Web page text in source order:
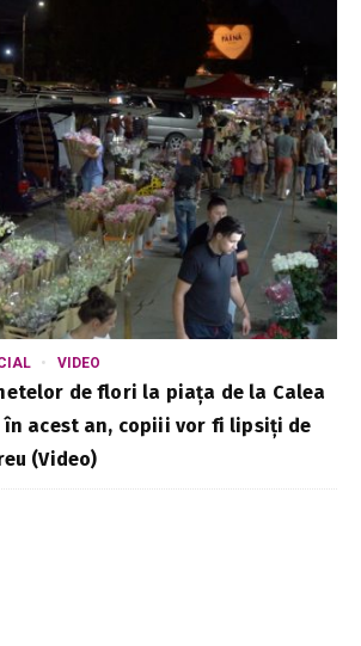
VIDEO
de flori la piața de la Calea
în acest an, copiii vor fi lipsiți de
(Video)